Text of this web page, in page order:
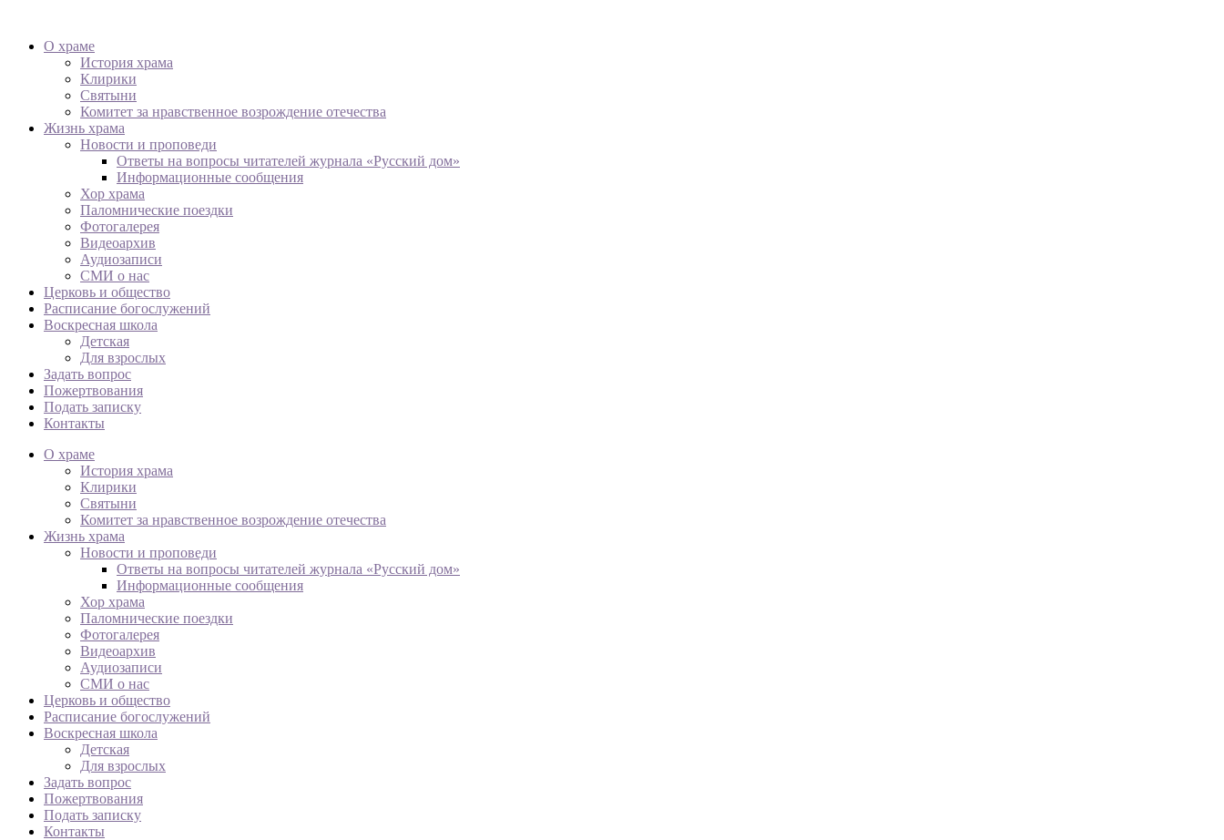
О храме
История храма
Клирики
Святыни
Комитет за нравственное возрождение отечества
Жизнь храма
Новости и проповеди
Ответы на вопросы читателей журнала «Русский дом»
Информационные сообщения
Хор храма
Паломнические поездки
Фотогалерея
Видеоархив
Аудиозаписи
СМИ о нас
Церковь и общество
Расписание богослужений
Воскресная школа
Детская
Для взрослых
Задать вопрос
Пожертвования
Подать записку
Контакты
О храме
История храма
Клирики
Святыни
Комитет за нравственное возрождение отечества
Жизнь храма
Новости и проповеди
Ответы на вопросы читателей журнала «Русский дом»
Информационные сообщения
Хор храма
Паломнические поездки
Фотогалерея
Видеоархив
Аудиозаписи
СМИ о нас
Церковь и общество
Расписание богослужений
Воскресная школа
Детская
Для взрослых
Задать вопрос
Пожертвования
Подать записку
Контакты